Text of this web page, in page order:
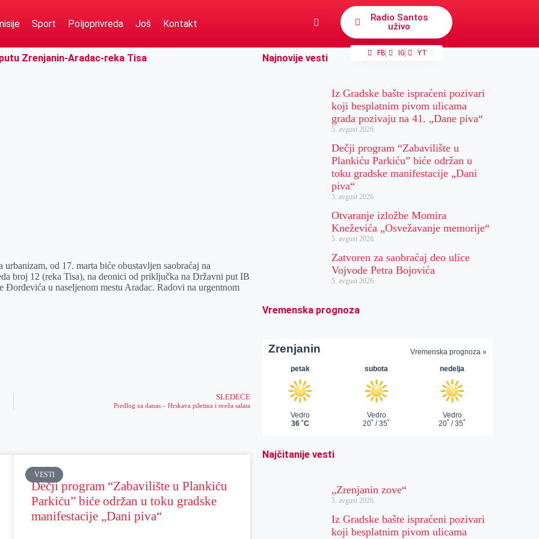
Sport Poljoprivreda Još Kontakt
Radio Santos
uživo
FB IG YT
Zrenjanin-Aradac-reka Tisa
od 17. marta biće obustavljen saobraćaj na
broj 12 (reka Tisa), na deonici od priključka na Državni put IB
u naseljenom mestu Aradac. Radovi na urgentnom
SLEDEĆE
Predlog za danas – Hrskava piletina i sveža salata
VESTI
Dečji program “Zabavilište u Plankiću
Parkiću” biće održan u toku gradske
manifestacije „Dani piva“
Najnovije vesti
Iz Gradske bašte ispraćeni pozivari
koji besplatnim pivom ulicama
grada pozivaju na 41. „Dane piva“
5. avgust 2026.
Dečji program “Zabavilište u
Plankiću Parkiću” biće održan u
toku gradske manifestacije „Dani
piva“
5. avgust 2026.
Otvaranje izložbe Momira
Kneževića „Osvežavanje memorije“
5. avgust 2026.
Zatvoren za saobraćaj deo ulice
Vojvode Petra Bojovića
5. avgust 2026.
Vremenska prognoza
Najčitanije vesti
„Zrenjanin zove“
5. avgust 2026.
Iz Gradske bašte ispraćeni pozivari
koji besplatnim pivom ulicama